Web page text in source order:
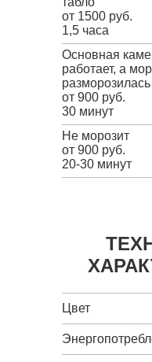
от 1500 руб.
1,5 часа
Основная
работает, а
разморозилась
от 900 руб.
30 минут
Не морозит
от 900 руб.
20-30 минут
Цвет